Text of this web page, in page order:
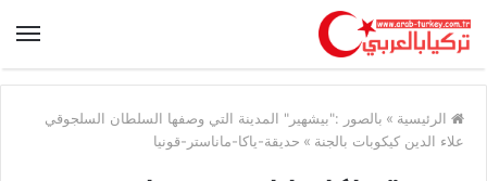
الرئيسية » بالصور :"بيشهير" المدينة التي وصفها السلطان السلجوقي
علاء الدين كيكوبات بالجنة » حديقة-ياكا-ماناستر-قونيا